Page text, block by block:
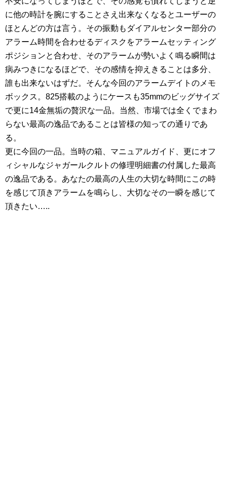
に他の時計を腕にすることさえ出来なくなるとユーザーの
ほとんどの方は言う。その振動もダイアルセンター部分の
アラーム時間を合わせるディスクをアラームセッティング
ポジションと合わせ、そのアラームが勢いよく鳴る瞬間は
病みつきになるほどで、その感情を抑えきることは多分、
誰も出来ないはずだ。そんな今回のアラームデイトのメモ
ボックス。825搭載のようにケースも35mmのビッグサイズ
で更に14金無垢の贅沢な一品。当然、市場では全くでまわ
らない最高の逸品であることは皆様の知っての通りであ
る。
更に今回の一品。当時の箱、マニュアルガイド、更にオフ
ィシャルなジャガールクルトの修理明細書の付属した最高
の逸品である。あなたの最高の人生の大切な時間にこの時
を感じて頂きアラームを鳴らし、大切なその一瞬を感じて
頂きたい…..